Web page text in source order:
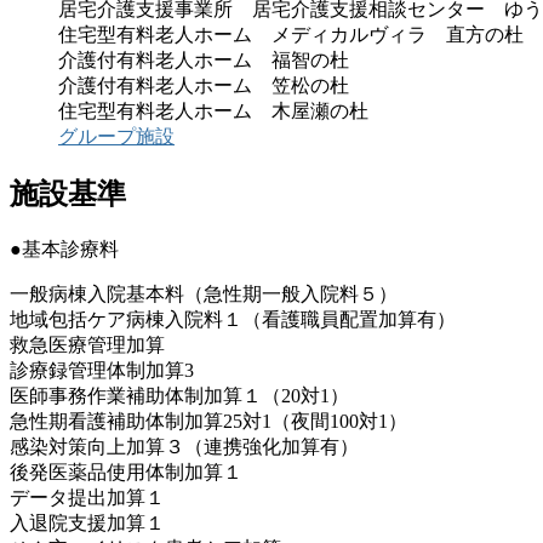
居宅介護支援事業所 居宅介護支援相談センター ゆ
住宅型有料老人ホーム メディカルヴィラ 直方の杜
介護付有料老人ホーム 福智の杜
介護付有料老人ホーム 笠松の杜
住宅型有料老人ホーム 木屋瀬の杜
グループ施設
施設基準
●基本診療料
一般病棟入院基本料（急性期一般入院料５）
地域包括ケア病棟入院料１（看護職員配置加算有）
救急医療管理加算
診療録管理体制加算3
医師事務作業補助体制加算１（20対1）
急性期看護補助体制加算25対1（夜間100対1）
感染対策向上加算３（連携強化加算有）
後発医薬品使用体制加算１
データ提出加算１
入退院支援加算１